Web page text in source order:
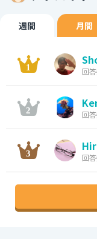
週間 月間
回
回
回